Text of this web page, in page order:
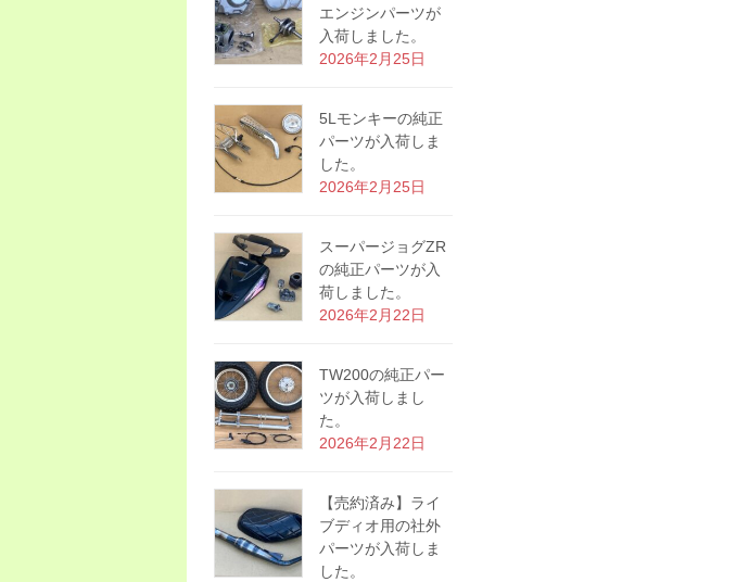
エンジンパーツが
入荷しました。
2026年2月25日
5Lモンキーの純正
パーツが入荷しま
した。
2026年2月25日
スーパージョグZR
の純正パーツが入
荷しました。
2026年2月22日
TW200の純正パー
ツが入荷しまし
た。
2026年2月22日
【売約済み】ライ
ブディオ用の社外
パーツが入荷しま
した。